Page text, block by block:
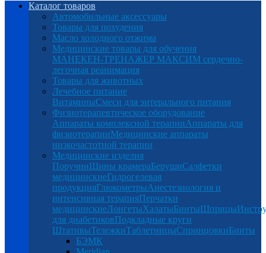
Каталог товаров
Автомобильные аксессуары
Товары для похудения
Масло холодного отжима
Медицинские товары для обучения
МАНЕКЕН-ТРЕНАЖЕР МАКСИМ сердечно-
легочная реанимация
Товары для животных
Лечебное питание
ВитаминыСмеси для энтерального питания
Физиотерапевтическое оборудование
Аппараты комплексной терапииАппараты для
физиотерапииМедицинские аппараты
низкочастотной терапии
Медицинские изделия
ПоручниШины крамераБерушиСалфетки
медицинскиеГидрогелевая
продукцияГлюкометрыАнестезиология и
интенсивная терапияПерчатки
медицинскиеЛонгетыХалатыБинтыШприцы
для диабетиковПодкладные круги
ШтативыТележкиТаблетницыСпринцовкиБинты
БЭМК